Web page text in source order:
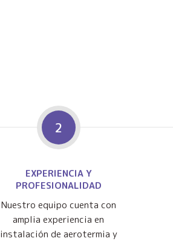
2
EXPERIENCIA Y
PROFESIONALIDAD
Nuestro equipo cuenta con
amplia experiencia en
instalación de aerotermia y